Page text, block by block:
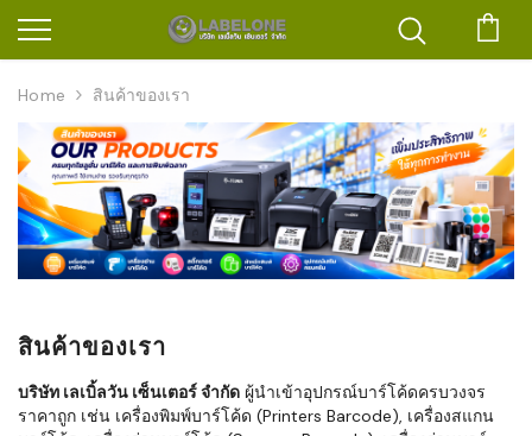
Home สินค้าของเรา
สินค้าของเรา
บริษัท เลเบิ้ลวัน เซ็นเตอร์ จำกัด ผู้นำเข้าอุปกรณ์บาร์โค้ดครบวงจร
ราคาถูก เช่น เครื่องพิมพ์บาร์โค้ด (Printers Barcode), เครื่องสแกน